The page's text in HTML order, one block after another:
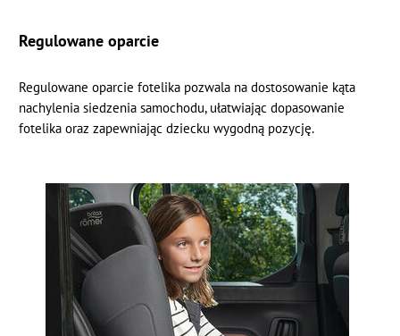
Regulowane oparcie
Regulowane oparcie fotelika pozwala na dostosowanie kąta
nachylenia siedzenia samochodu, ułatwiając dopasowanie
fotelika oraz zapewniając dziecku wygodną pozycję.